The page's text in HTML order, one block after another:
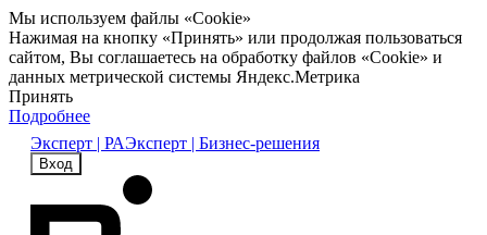
Мы используем файлы «Cookie»
Нажимая на кнопку «Принять» или продолжая пользоваться
сайтом, Вы соглашаетесь на обработку файлов «Cookie» и
данных метрической системы Яндекс.Метрика
Принять
Подробнее
Эксперт | РАЭксперт | Бизнес-решения
Вход